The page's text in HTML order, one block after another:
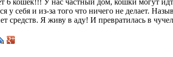
у себя и из-за того что ничего не делает.
средств. Я живу в аду! И превратилась в